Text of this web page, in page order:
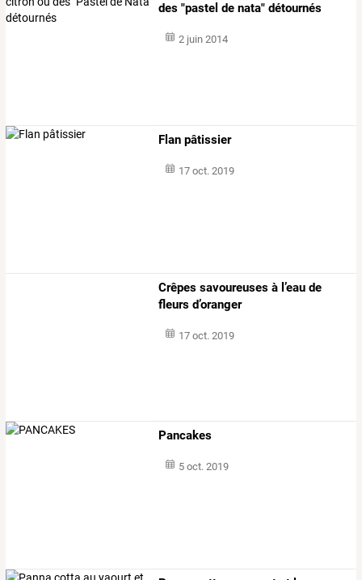
des "pastel de nata" détournés
2 juin 2014
Flan pâtissier
17 oct. 2019
Crêpes savoureuses à l’eau de
fleurs d’oranger
17 oct. 2019
Pancakes
5 oct. 2019